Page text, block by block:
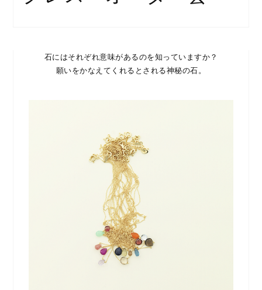
石にはそれぞれ意味があるのを知っていますか？
願いをかなえてくれるとされる神秘の石。